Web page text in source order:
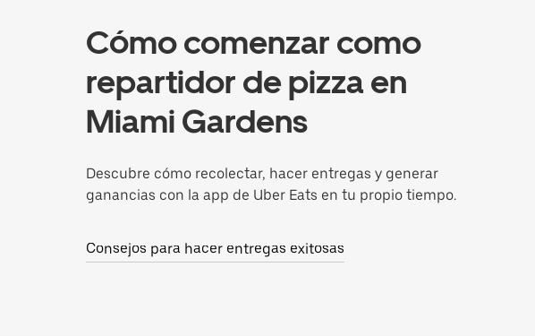
Cómo comenzar como
repartidor de pizza en
Miami Gardens
Descubre cómo recolectar, hacer entregas y generar
ganancias con la app de Uber Eats en tu propio tiempo.
Consejos para hacer entregas exitosas